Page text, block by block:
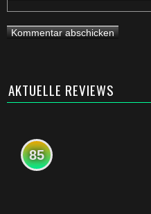
AKTUELLE REVIEWS
85